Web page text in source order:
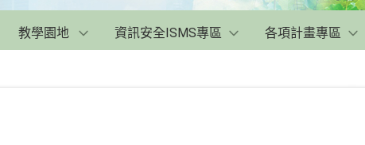
教學園地 資訊安全ISMS專區 各項計畫專區